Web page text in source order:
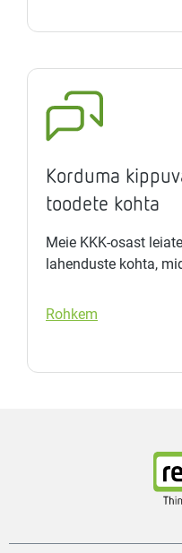
Korduma
toodete kohta
Meie KKK-osast
lahenduste kohta,
Rohkem